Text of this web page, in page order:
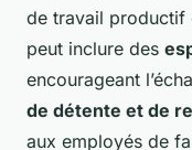
de travail productif
peut inclure des
encourageant
de détente et de
aux employés de